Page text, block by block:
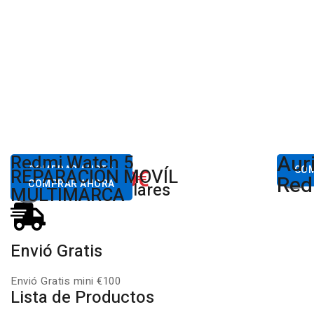
Desde80,00€
COMPRAR AHORA
Redmi Watch 5
Xiaomi
Desde650.00€
COMPRAR AHORA
REPARACIÓN MOVÍL
MULTIMARCA
Productos Populares
Envió Gratis
Envió Gratis mini €100
Lista de Productos